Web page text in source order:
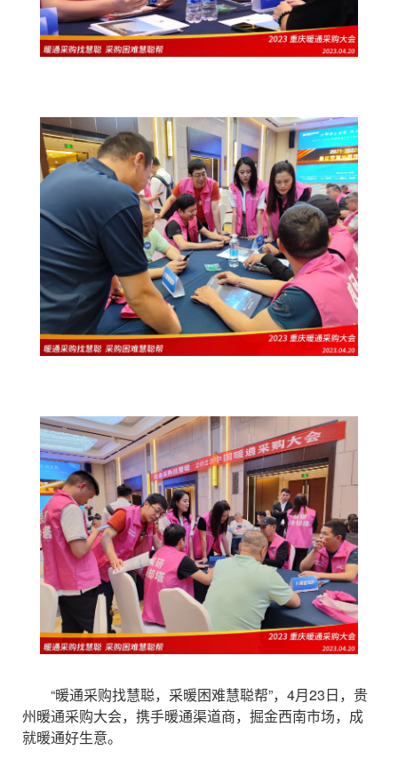
“暖通采购找慧聪，采暖困难慧聪帮”，4月23日，贵
州暖通采购大会，携手暖通渠道商，掘金西南市场，成
就暖通好生意。